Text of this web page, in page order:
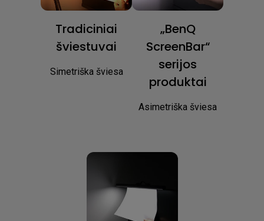
Tradiciniai
šviestuvai
Simetriška šviesa
„BenQ
ScreenBar“
serijos
produktai
Asimetriška šviesa